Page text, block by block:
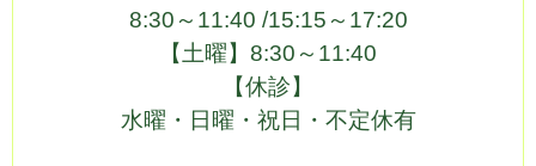
8:30～11:40 /15:15～17:20
【土曜】 8:30～11:40
【休診】
水曜・日曜・祝日・不定休有